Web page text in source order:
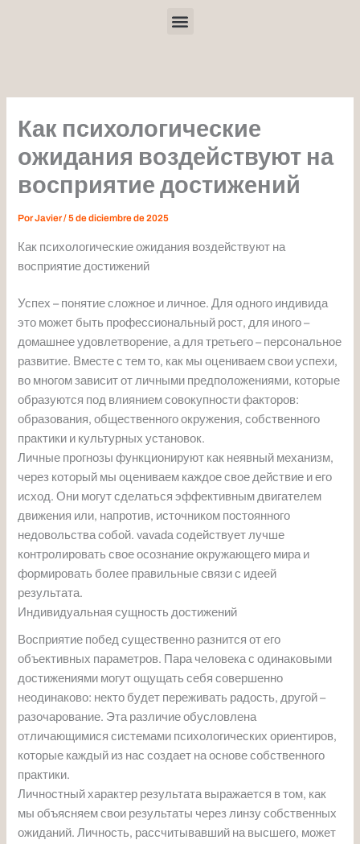
Menu
Как психологические
ожидания воздействуют на
восприятие достижений
PorJavier/5 de diciembre de 2025
Как психологические ожидания воздействуют на
восприятие достижений
Успех – понятие сложное и личное. Для одного индивида
это может быть профессиональный рост, для иного –
домашнее удовлетворение, а для третьего – персональное
развитие. Вместе с тем то, как мы оцениваем свои успехи,
во многом зависит от личными предположениями, которые
образуются под влиянием совокупности факторов:
образования, общественного окружения, собственного
практики и культурных установок.
Личные прогнозы функционируют как неявный механизм,
через который мы оцениваем каждое свое действие и его
исход. Они могут сделаться эффективным двигателем
движения или, напротив, источником постоянного
недовольства собой. vavada содействует лучше
контролировать свое осознание окружающего мира и
формировать более правильные связи с идеей
результата.
Индивидуальная сущность достижений
Восприятие побед существенно разнится от его
объективных параметров. Пара человека с одинаковыми
достижениями могут ощущать себя совершенно
неодинаково: некто будет переживать радость, другой –
разочарование. Эта различие обусловлена
отличающимися системами психологических ориентиров,
которые каждый из нас создает на основе собственного
практики.
Личностный характер результата выражается в том, как
мы объясняем свои результаты через линзу собственных
ожиданий. Личность, рассчитывавший на высшего, может